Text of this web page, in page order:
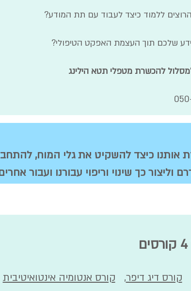
ללמוד כיצד לעבוד עם תת המודע?
שלכם תוך העצמת האפקט הטיפולי?
להכשרת מטפלי תטא הילינג
אותנו כיצד להשקיט את גלי המוח,
כך שינוי וריפוי עבורנו ועבור
קורס דיג דיפר, קורס אנטומיה אינטואיטיבית